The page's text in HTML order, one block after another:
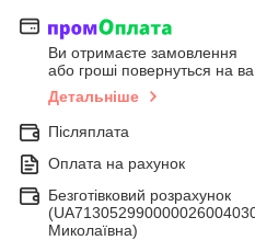
Ви отримаєте замовлення
або гроші повернуться на
Детальніше
Післяплата
Оплата на рахунок
Безготівковий розрахунок
Миколаївна)